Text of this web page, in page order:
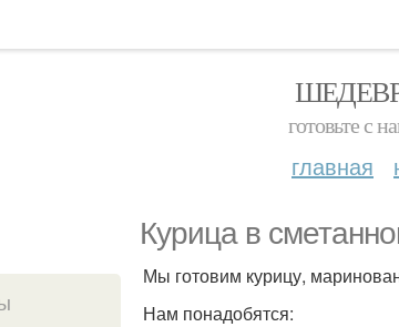
готовьте с
главная
Курица в
Мы готовим курицу,
Нам понадобятся: